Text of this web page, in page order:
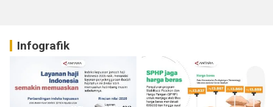
Infografik